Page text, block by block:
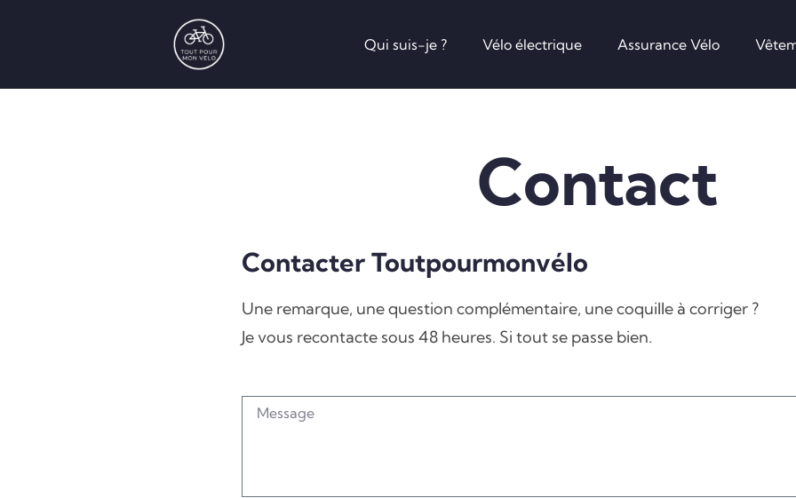
Qui suis-je ? Vélo électrique Assurance Vélo
Contact
Contacter Toutpourmonvélo
Une remarque, une question complémentaire, une coquille à corriger ?
Je vous recontacte sous 48 heures. Si tout se passe bien.